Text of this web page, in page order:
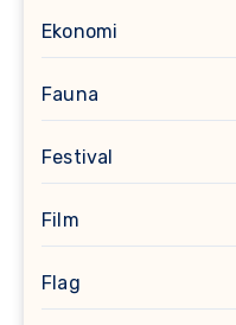
Ekonomi
Fauna
Festival
Film
Flag